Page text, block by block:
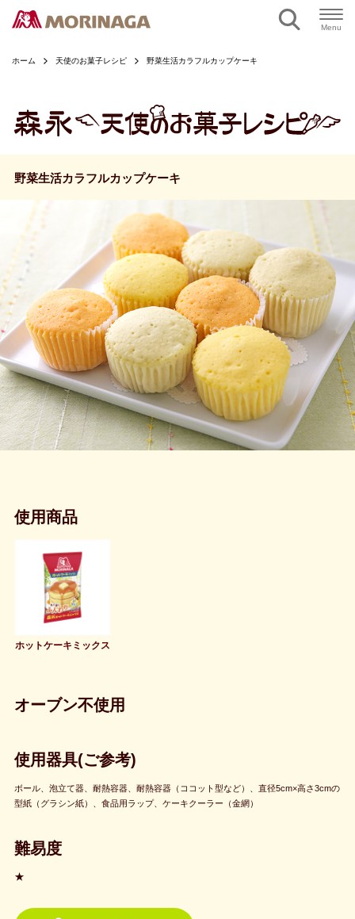
Menu
ホーム 天使のお菓子レシピ 野菜生活カラフルカップケーキ
野菜生活カラフルカップケーキ
使用商品
ホットケーキミックス
オーブン不使用
使用器具(ご参考)
ボール、泡立て器、耐熱容器、耐熱容器（ココット型など）、直径5cm×高さ3cmの
型紙（グラシン紙）、食品用ラップ、ケーキクーラー（金網）
難易度
★